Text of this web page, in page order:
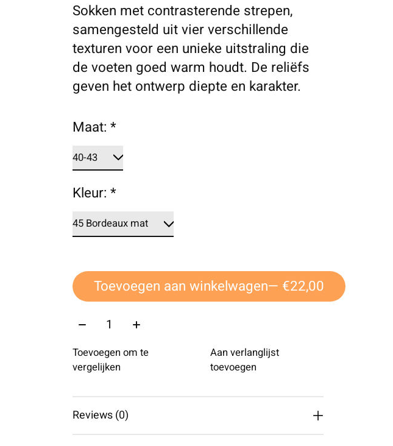
Sokken met contrasterende strepen,
samengesteld uit vier verschillende
texturen voor een unieke uitstraling die
de voeten goed warm houdt. De reliëfs
geven het ontwerp diepte en karakter.
Maat:*
Kleur:*
Toevoegen aan winkelwagen
— €22,00
Aantal:
Toevoegen om te
vergelijken
Aan verlanglijst
toevoegen
Reviews (0)